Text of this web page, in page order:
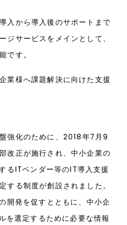
入から導入後のサポートまで
ジサービスをメインとして、
です。
業様へ課題解決に向けた支援
強化のために、2018年7月9
改正が施行され、中小企業の
るITベンダー等のIT導入支援
する制度が創設されました。
開発を促すとともに、中小企
を選定するために必要な情報